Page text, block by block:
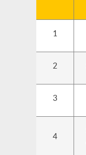
1
2
3
4